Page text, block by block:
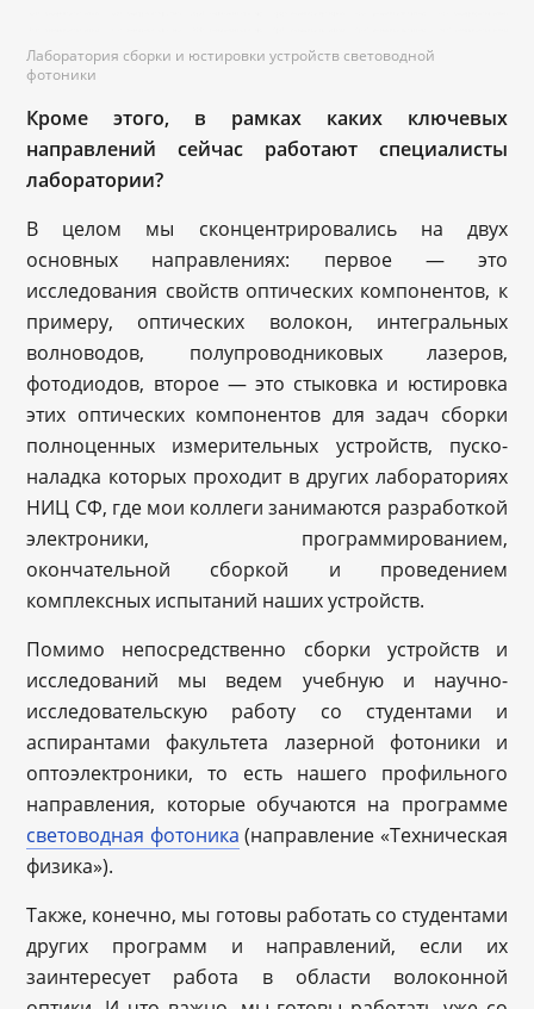
Лаборатория сборки и юстировки устройств световодной
фотоники
Кроме этого, в рамках каких ключевых
направлений сейчас работают специалисты
лаборатории?
В целом мы сконцентрировались на двух
основных направлениях: первое — это
исследования свойств оптических компонентов, к
примеру, оптических волокон, интегральных
волноводов, полупроводниковых лазеров,
фотодиодов, второе — это стыковка и юстировка
этих оптических компонентов для задач сборки
полноценных измерительных устройств, пуско-
наладка которых проходит в других лабораториях
НИЦ СФ, где мои коллеги занимаются разработкой
электроники, программированием,
окончательной сборкой и проведением
комплексных испытаний наших устройств.
Помимо непосредственно сборки устройств и
исследований мы ведем учебную и научно-
исследовательскую работу со студентами и
аспирантами факультета лазерной фотоники и
оптоэлектроники, то есть нашего профильного
направления, которые обучаются на программе
световодная фотоника (направление «Техническая
физика»).
Также, конечно, мы готовы работать со студентами
других программ и направлений, если их
заинтересует работа в области волоконной